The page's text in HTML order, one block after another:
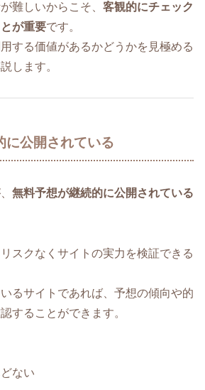
難しいからこそ、 客観的にチェック
が重要です。
する価値があるかどうかを見極める
します。
に公開されている
無料予想が継続的に公開されている
スクなくサイトの実力を検証できる
るサイトであれば、予想の傾向や的
することができます。
ない